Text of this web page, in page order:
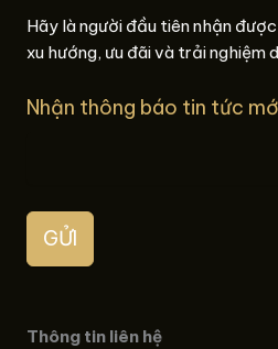
Hãy là người đầu tiên nhận
xu hướng, ưu đãi và trải nghiệm
Nhận thông báo tin tức
GỬI
Thông tin liên hệ